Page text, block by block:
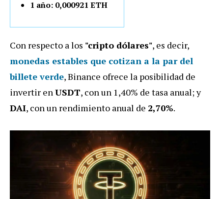
1 año: 0,000921 ETH
Con respecto a los "cripto dólares", es decir,
monedas estables que cotizan a la par del
billete verde, Binance ofrece la posibilidad de
invertir enUSDT, con un 1,40% de tasa anual; y
DAI, con un rendimiento anual de 2,70%.